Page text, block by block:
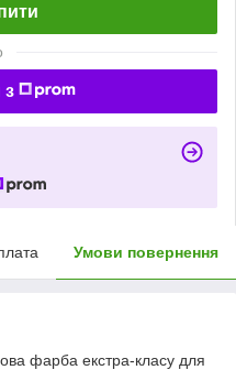
з
Умови повернення
фарба екстра-класу для